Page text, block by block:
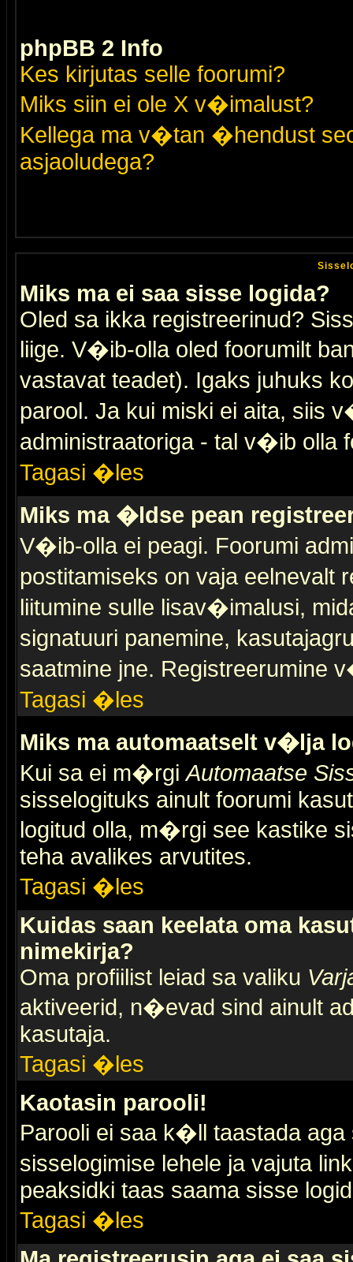
phpBB 2 Info
Kes kirjutas selle foorumi?
Miks siin ei ole X v�imalust?
Kellega ma v�tan �hendust
asjaoludega?
Miks ma ei saa sisse logida?
Oled sa ikka registreerinud?
liige. V�ib-olla oled foorumilt
vastavat teadet). Igaks juhuks
parool. Ja kui miski ei aita, siis
administraatoriga - tal v�ib olla
Tagasi �les
Miks ma �ldse pean
V�ib-olla ei peagi. Foorumi
postitamiseks on vaja eelnevalt
liitumine sulle lisav�imalusi,
signatuuri panemine,
saatmine jne. Registreerumine
Tagasi �les
Miks ma automaatselt v�lja
Kui sa ei m�rgiAutomaatse
sisselogituks ainult foorumi
logitud olla, m�rgi see kastike
teha avalikes arvutites.
Tagasi �les
Kuidas saan keelata oma
nimekirja?
Oma profiilist leiad sa valiku
aktiveerid, n�evad sind ainult
kasutaja.
Tagasi �les
Kaotasin parooli!
Parooli ei saa k�ll taastada aga
sisselogimise lehele ja vajuta
peaksidki taas saama sisse
Tagasi �les